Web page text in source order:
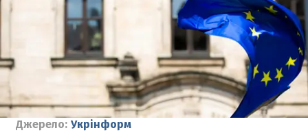
Джерело: Укрінформ